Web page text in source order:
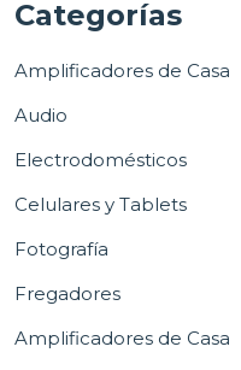
Categorías
Amplificadores de Casa
Audio
Electrodomésticos
Celulares y Tablets
Fotografía
Fregadores
Amplificadores de Casa